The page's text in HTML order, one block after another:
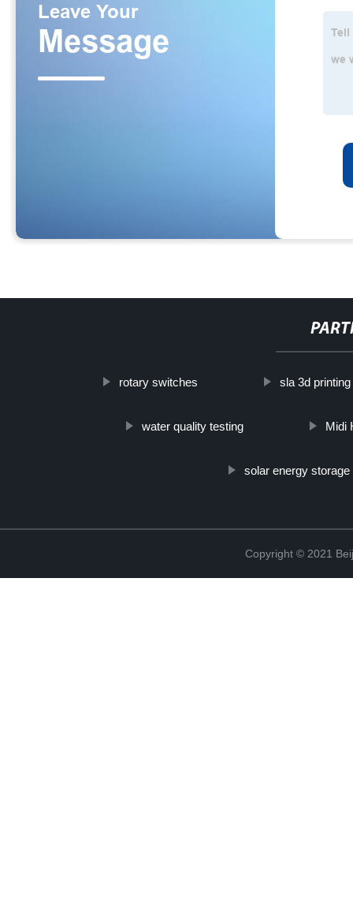
rotary switches sla 3d
water quality testing Midi
solar energy
Copyright © 2021